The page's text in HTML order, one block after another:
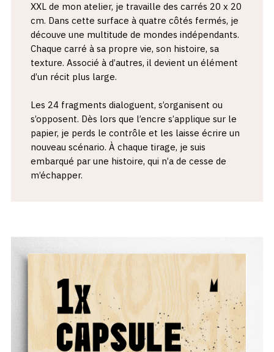
XXL de mon atelier, je travaille des carrés 20 x 20
cm. Dans cette surface à quatre côtés fermés, je
découve une multitude de mondes indépendants.
Chaque carré à sa propre vie, son histoire, sa
texture. Associé à d’autres, il devient un élément
d’un récit plus large.
Les 24 fragments dialoguent, s’organisent ou
s’opposent. Dès lors que l’encre s’applique sur le
papier, je perds le contrôle et les laisse écrire un
nouveau scénario. À chaque tirage, je suis
embarqué par une histoire, qui n’a de cesse de
m’échapper.